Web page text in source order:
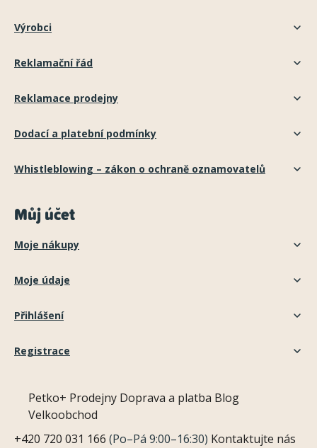
Výrobci
Reklamační řád
Reklamace prodejny
Dodací a platební podmínky
Whistleblowing – zákon o ochraně oznamovatelů
Můj účet
Moje nákupy
Moje údaje
Přihlášení
Registrace
Petko+ Prodejny Doprava a platba Blog
Velkoobchod
+420 720 031 166 (Po–Pá 9:00–16:30) Kontaktujte nás